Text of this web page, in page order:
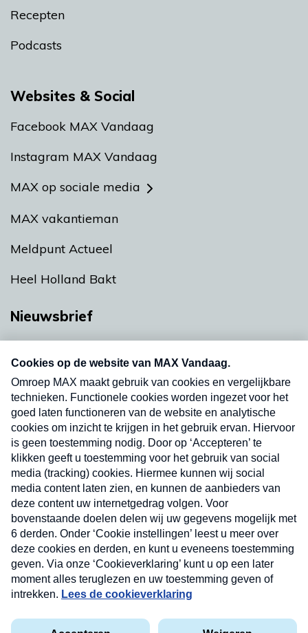
Recepten
Podcasts
Websites & Social
Facebook MAX Vandaag
Instagram MAX Vandaag
MAX op sociale media
MAX vakantieman
Meldpunt Actueel
Heel Holland Bakt
Nieuwsbrief
nieuwsbrief. Elke vrijdag- en dinsdagochtend in
uw mailbox.
Verzend
Privacyverklaring
Cookieverklaring
Nieuwsbrief
Neem hier een gratis abonnement op onze
nieuwsbrief. Elke vrijdag- en dinsdagochtend in uw